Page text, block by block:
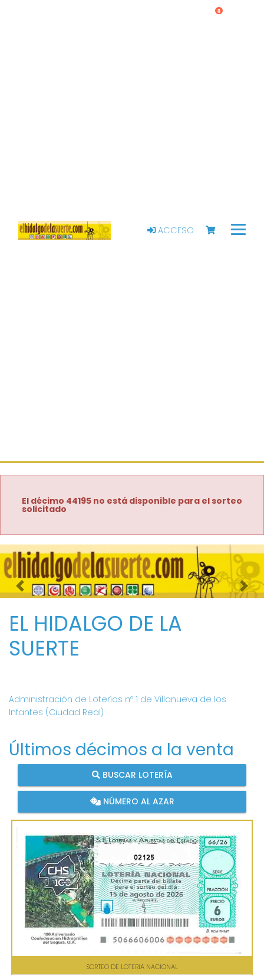
ACCESO
0
El décimo 44195 no está disponible para el sorteo
solicitado
Imagen anterior
EL HIDALGO DE LA
SUERTE
Administración de Loterías nº 1 de Villanueva de los
Infantes (Ciudad Real)
Últimos décimos a la venta
BUSCAR LOTERÍA
NÚMERO AL AZAR
02125
SORTEO DE LOTERIA NACIONAL